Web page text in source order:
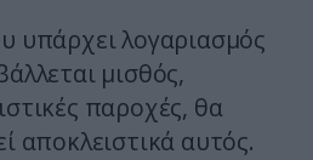
υπάρχει λογαριασμός
μισθός,
παροχές, θα
αποκλειστικά αυτός.